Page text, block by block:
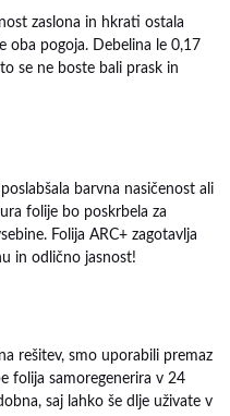
zaslona in hkrati ostala
oba pogoja. Debelina le 0,17
se ne boste bali prask in
barvna nasičenost ali
folije bo poskrbela za
Folija ARC+ zagotavlja
in odlično jasnost!
rešitev, smo uporabili premaz
folija samoregenerira v 24
saj lahko še dlje uživate v